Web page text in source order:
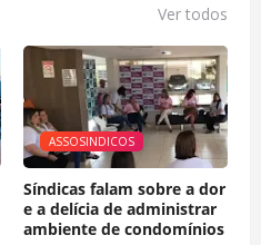
Ver todos
ASSOSINDICOS
Síndicas falam sobre a dor
e a delícia de administrar
ambiente de condomínios